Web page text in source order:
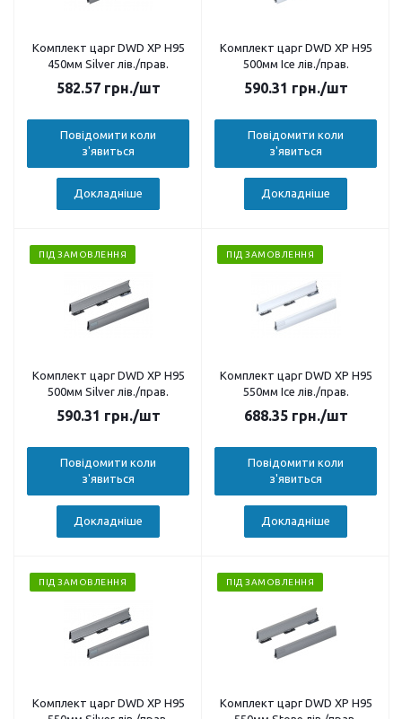
Комплект царг DWD XP H95
450мм Silver лів./прав.
582.57грн./шт
Повідомити коли
з'явиться
Докладніше
Комплект царг DWD XP H95
500мм Ice лів./прав.
590.31 грн./шт
Повідомити коли
з'явиться
Докладніше
ПІД ЗАМОВЛЕННЯ
Комплект царг DWD XP H95
500мм Silver лів./прав.
590.31 грн./шт
Повідомити коли
з'явиться
Докладніше
ПІД ЗАМОВЛЕННЯ
Комплект царг DWD XP H95
550мм Ice лів./прав.
688.35грн./шт
Повідомити коли
з'явиться
Докладніше
ПІД ЗАМОВЛЕННЯ
Комплект царг DWD XP H95
ПІД ЗАМОВЛЕННЯ
Комплект царг DWD XP H95